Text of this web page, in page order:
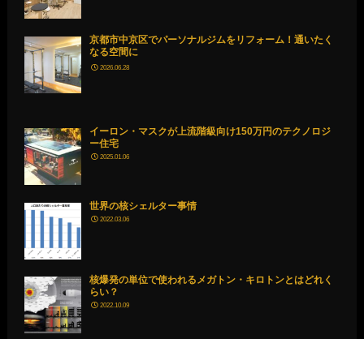
京都市中京区でパーソナルジムをリフォーム！通いたく
なる空間に
2026.06.28
イーロン・マスクが上流階級向け150万円のテクノロジ
ー住宅
2025.01.06
世界の核シェルター事情
2022.03.06
核爆発の単位で使われるメガトン・キロトンとはどれく
らい？
2022.10.09